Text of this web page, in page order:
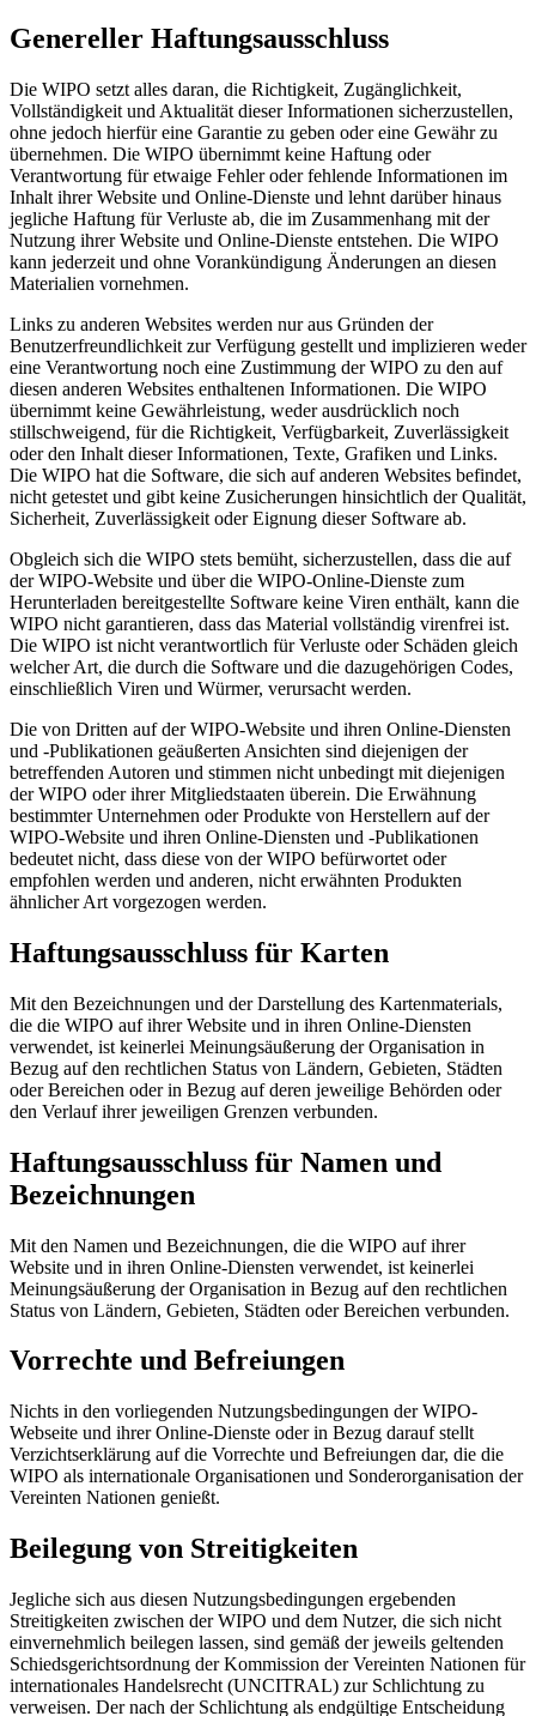
Genereller Haftungsausschluss
Die WIPO setzt alles daran, die Richtigkeit, Zugänglichkeit,
Vollständigkeit und Aktualität dieser Informationen sicherzustellen,
ohne jedoch hierfür eine Garantie zu geben oder eine Gewähr zu
übernehmen. Die WIPO übernimmt keine Haftung oder
Verantwortung für etwaige Fehler oder fehlende Informationen im
Inhalt ihrer Website und Online-Dienste und lehnt darüber hinaus
jegliche Haftung für Verluste ab, die im Zusammenhang mit der
Nutzung ihrer Website und Online-Dienste entstehen. Die WIPO
kann jederzeit und ohne Vorankündigung Änderungen an diesen
Materialien vornehmen.
Links zu anderen Websites werden nur aus Gründen der
Benutzerfreundlichkeit zur Verfügung gestellt und implizieren weder
eine Verantwortung noch eine Zustimmung der WIPO zu den auf
diesen anderen Websites enthaltenen Informationen. Die WIPO
übernimmt keine Gewährleistung, weder ausdrücklich noch
stillschweigend, für die Richtigkeit, Verfügbarkeit, Zuverlässigkeit
oder den Inhalt dieser Informationen, Texte, Grafiken und Links.
Die WIPO hat die Software, die sich auf anderen Websites befindet,
nicht getestet und gibt keine Zusicherungen hinsichtlich der Qualität,
Sicherheit, Zuverlässigkeit oder Eignung dieser Software ab.
Obgleich sich die WIPO stets bemüht, sicherzustellen, dass die auf
der WIPO-Website und über die WIPO-Online-Dienste zum
Herunterladen bereitgestellte Software keine Viren enthält, kann die
WIPO nicht garantieren, dass das Material vollständig virenfrei ist.
Die WIPO ist nicht verantwortlich für Verluste oder Schäden gleich
welcher Art, die durch die Software und die dazugehörigen Codes,
einschließlich Viren und Würmer, verursacht werden.
Die von Dritten auf der WIPO-Website und ihren Online-Diensten
und -Publikationen geäußerten Ansichten sind diejenigen der
betreffenden Autoren und stimmen nicht unbedingt mit diejenigen
der WIPO oder ihrer Mitgliedstaaten überein. Die Erwähnung
bestimmter Unternehmen oder Produkte von Herstellern auf der
WIPO-Website und ihren Online-Diensten und -Publikationen
bedeutet nicht, dass diese von der WIPO befürwortet oder
empfohlen werden und anderen, nicht erwähnten Produkten
ähnlicher Art vorgezogen werden.
Haftungsausschluss für Karten
Mit den Bezeichnungen und der Darstellung des Kartenmaterials,
die die WIPO auf ihrer Website und in ihren Online-Diensten
verwendet, ist keinerlei Meinungsäußerung der Organisation in
Bezug auf den rechtlichen Status von Ländern, Gebieten, Städten
oder Bereichen oder in Bezug auf deren jeweilige Behörden oder
den Verlauf ihrer jeweiligen Grenzen verbunden.
Haftungsausschluss für Namen und
Bezeichnungen
Mit den Namen und Bezeichnungen, die die WIPO auf ihrer
Website und in ihren Online-Diensten verwendet, ist keinerlei
Meinungsäußerung der Organisation in Bezug auf den rechtlichen
Status von Ländern, Gebieten, Städten oder Bereichen verbunden.
Vorrechte und Befreiungen
Nichts in den vorliegenden Nutzungsbedingungen der WIPO-
Webseite und ihrer Online-Dienste oder in Bezug darauf stellt
Verzichtserklärung auf die Vorrechte und Befreiungen dar, die die
WIPO als internationale Organisationen und Sonderorganisation der
Vereinten Nationen genießt.
Beilegung von Streitigkeiten
Jegliche sich aus diesen Nutzungsbedingungen ergebenden
Streitigkeiten zwischen der WIPO und dem Nutzer, die sich nicht
einvernehmlich beilegen lassen, sind gemäß der jeweils geltenden
Schiedsgerichtsordnung der Kommission der Vereinten Nationen für
internationales Handelsrecht (UNCITRAL) zur Schlichtung zu
verweisen. Der nach der Schlichtung als endgültige Entscheidung